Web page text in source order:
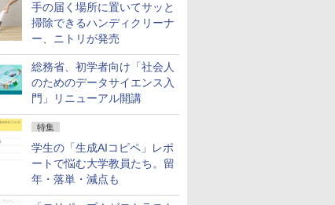
手の届く場所に置いてサッと
掃除できるハンディクリーナ
ー、ニトリが発売
総務省、初学者向け「社会人
のためのデータサイエンス入
門」リニューアル開講
特集
学生の「生成AIコピペ」レポ
ートで悩む大学教員たち。留
年・落単・減点も